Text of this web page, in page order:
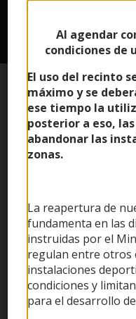
Al agendar
condiciones de
El uso del recinto
máximo y se
ese tiempo la
posterior a eso,
abandonar las
zonas.
La reapertura de
fundamenta en las
instruidas por el
regulan entre otros
instalaciones
condiciones y
para el desarrollo